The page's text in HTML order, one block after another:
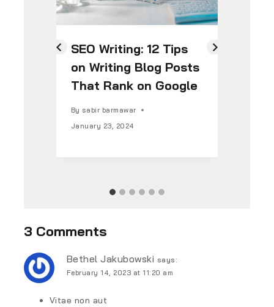
SEO Writing: 12 Tips
on Writing Blog Posts
That Rank on Google
By sabir barmawar
January 23, 2024
3 Comments
Bethel Jakubowski says:
February 14, 2023 at 11:20 am
Vitae non aut